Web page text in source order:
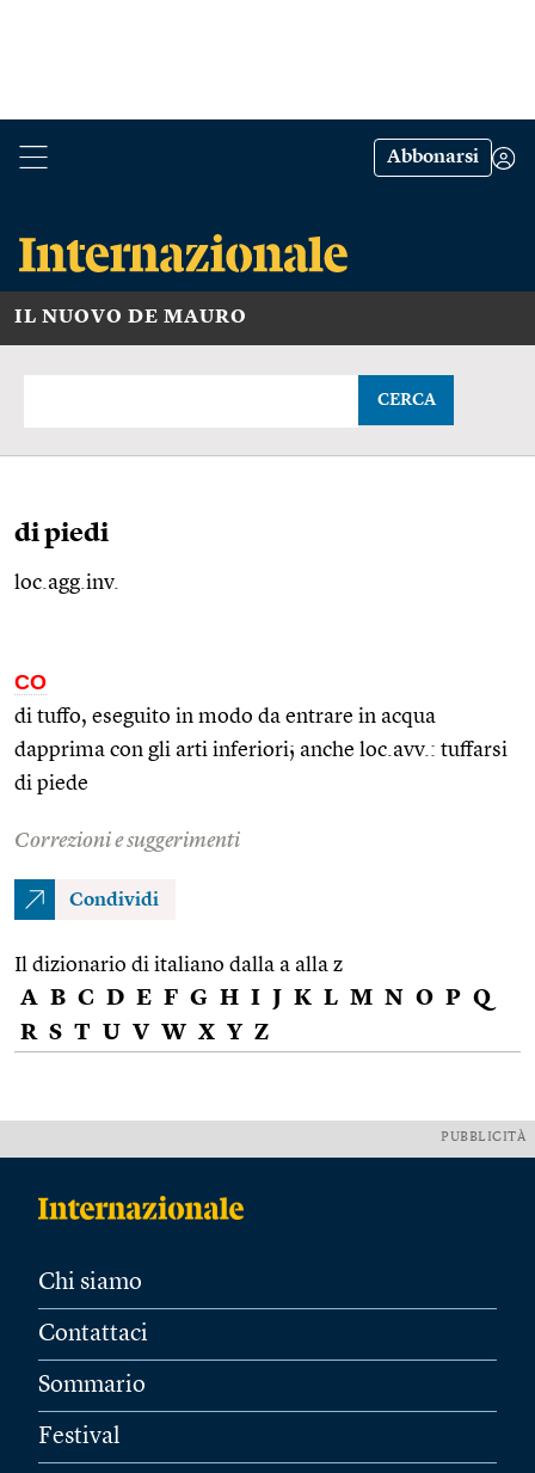
Abbonarsi
IL NUOVO DE MAURO
CERCA
di piedi
loc.agg.inv.
CO
di tuffo, eseguito in modo da entrare in acqua
dapprima con gli arti inferiori; anche loc.avv. : tuffarsi
di piede
Correzioni e suggerimenti
Condividi
Il dizionario di italiano dalla a alla z
A B C D E F G H I J K L M N O P Q
R S T U V W X Y Z
PUBBLICITÀ
Chi siamo
Contattaci
Sommario
Festival